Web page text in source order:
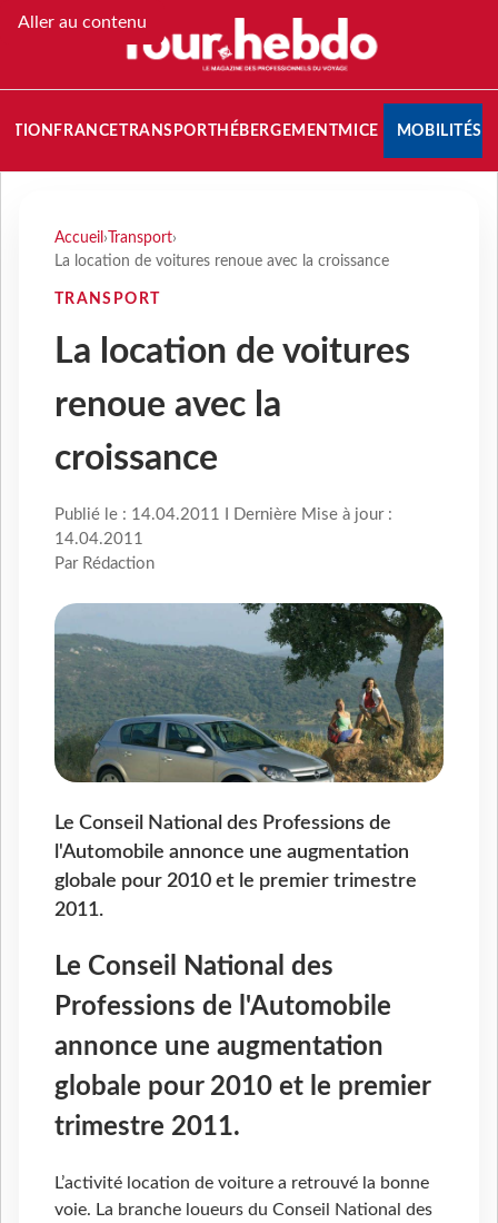
Aller au contenu
FRANCETRANSPORT HÉBERGEMENTMICE MOBILITÉS
Accueil › Transport›
La location de voitures renoue avec la croissance
TRANSPORT
La location de voitures
renoue avec la
croissance
Publié le : 14.04.2011 I Dernière Mise à jour :
14.04.2011
Par Rédaction
Le Conseil National des Professions de
l'Automobile annonce une augmentation
globale pour 2010 et le premier trimestre
2011.
Le Conseil National des
Professions de l'Automobile
annonce une augmentation
globale pour 2010 et le premier
trimestre 2011.
L’activité location de voiture a retrouvé la bonne
voie. La branche loueurs du Conseil National des